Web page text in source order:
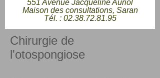
551 Avenue Jacqueline Auriol
Maison des consultations, Saran
Tél. : 02.38.72.81.95
Chirurgie de
l'otospongiose